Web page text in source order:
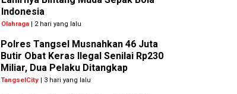
Indonesia
Olahraga| 2 hari yang lalu
Polres Tangsel Musnahkan 46 Juta
Butir Obat Keras Ilegal Senilai Rp230
Miliar, Dua Pelaku Ditangkap
TangselCity | 3 hari yang lalu